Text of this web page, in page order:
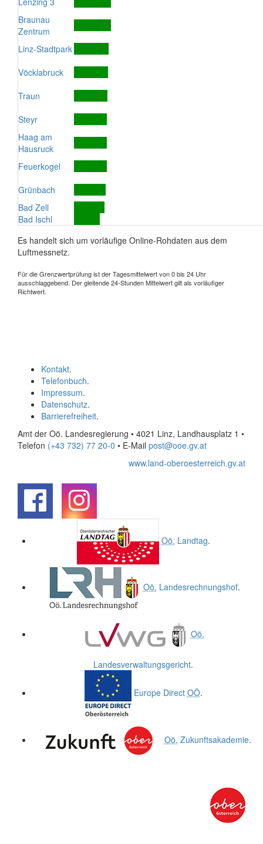
Braunau
Zentrum
Linz-Stadtpark
Vöcklabruck
Traun
Steyr
Haag am
Hausruck
Feuerkogel
Grünbach
Bad Zell
Bad Ischl
Es handelt sich um vorläufige Online-Rohdaten aus dem
Luftmessnetz.
Für die Grenzwertprüfung ist der Tagesmittelwert von 0 bis 24 Uhr
ausschlaggebend. Der gleitende 24-Stunden Mittelwert gilt als vorläufiger
Richtwert.
Kontakt.
Telefonbuch.
Impressum.
Datenschutz.
Barrierefreiheit.
Amt der Oö. Landesregierung • 4021 Linz, Landhausplatz 1 •
Telefon (+43 732) 77 20-0 • E-Mail post@ooe.gv.at
www.land-oberoesterreich.gv.at
Oö. Landtag.
Oö. Landesrechnungshof.
Oö.
Landesverwaltungsgericht.
Europe Direct OÖ.
Oö. Zukunftsakademie.